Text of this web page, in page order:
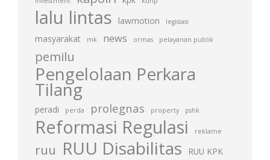
lalu lintas lawmotion legislasi
masyarakat mk news ormas pelayanan publik
pemilu
Pengelolaan Perkara
Tilang
peradi perda prolegnas property pshk
Reformasi Regulasi reklame
ruu RUU Disabilitas RUU KPK